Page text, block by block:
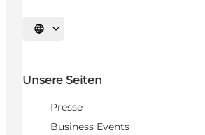
Sprache auswählen
Unsere Seiten
Presse
Business Events